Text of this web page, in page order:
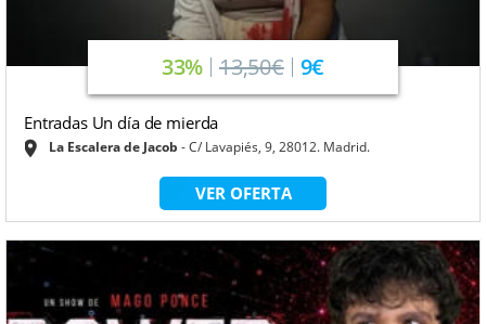
33% 13,50€ 9€
Entradas Un día de mierda
La Escalera de Jacob C/ Lavapiés, 9, 28012. Madrid.
VER OFERTA